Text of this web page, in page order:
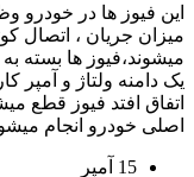
این فیوز ها در خودرو
میزان جریان ، اتصال
میشوند،فیوز ها بسته
یک دامنه ولتاژ و آمپر
اتفاق افتد فیوز قطع
اصلی خودرو انجام
15 آمپر